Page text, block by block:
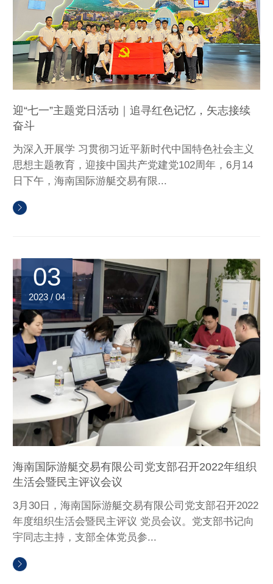
迎“七一”主题党日活动｜追寻红色记忆，矢志接续
奋斗
为深入开展学 习贯彻习近平新时代中国特色社会主义
思想主题教育，迎接中国共产党建党102周年，6月14
日下午，海南国际游艇交易有限...
03
2023 / 04
海南国际游艇交易有限公司党支部召开2022年组织
生活会暨民主评议会议
3月30日，海南国际游艇交易有限公司党支部召开2022
年度组织生活会暨民主评议 党员会议。党支部书记向
宇同志主持，支部全体党员参...